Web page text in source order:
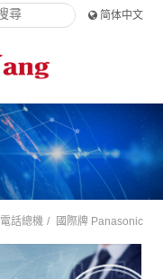
简体中文
電話總機 國際牌 Panasonic